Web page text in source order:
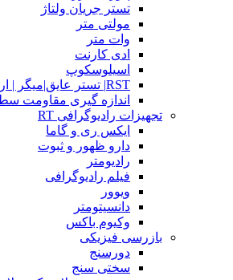
تستر جریان ولتاژ
مولتی متر
وات متر
ادی کارنت
اسیلوسکوپ
RST| تستر عایق|میگر | ارت سنج
اندازه گیری مقاومت
تجهیزات رادیوگرافی RT
ایکس ری و گاما
دارو ظهور و ثبوت
رادیومتر
فیلم رادیوگرافی
ویوور
دانسیتومتر
وکیوم باکس
بازرسی فیزیکی
دورسنج
سختی سنج